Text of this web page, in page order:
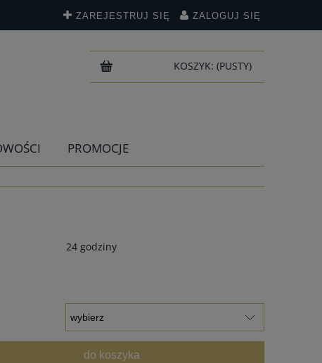
ZAREJESTRUJ SIĘ ZALOGUJ SIĘ
KOSZYK: (PUSTY)
PROMOCJE
24 godziny
do koszyka